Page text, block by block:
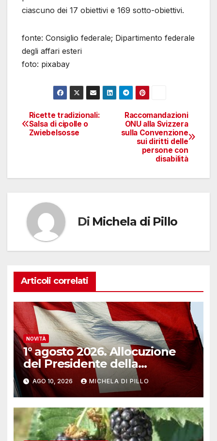
ciascuno dei 17 obiettivi e 169 sotto-obiettivi.
fonte: Consiglio federale; Dipartimento federale
degli affari esteri
foto: pixabay
Navigazione
articoli
Raccomandazioni
ONU alla Svizzera
sulla Convenzione
sui diritti delle
persone con
disabilità
Ricette tradizionali:
Salsa di cipolle o
Zwiebelsosse
Di Michela di Pillo
Articoli correlati
NOVITÀ
1° agosto 2026. Allocuzione
del Presidente della
Confederazione Guy
Parmelin
AGO 10, 2026 MICHELA DI PILLO